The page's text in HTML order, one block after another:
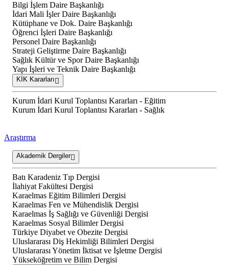
Bilgi İşlem Daire Başkanlığı
İdari Mali İşler Daire Başkanlığı
Kütüphane ve Dok. Daire Başkanlığı
Öğrenci İşleri Daire Başkanlığı
Personel Daire Başkanlığı
Strateji Geliştirme Daire Başkanlığı
Sağlık Kültür ve Spor Daire Başkanlığı
Yapı İşleri ve Teknik Daire Başkanlığı
KİK Kararları
Kurum İdari Kurul Toplantısı Kararları - Eğitim
Kurum İdari Kurul Toplantısı Kararları - Sağlık
Araştırma
Akademik Dergiler
Batı Karadeniz Tıp Dergisi
İlahiyat Fakültesi Dergisi
Karaelmas Eğitim Bilimleri Dergisi
Karaelmas Fen ve Mühendislik Dergisi
Karaelmas İş Sağlığı ve Güvenliği Dergisi
Karaelmas Sosyal Bilimler Dergisi
Türkiye Diyabet ve Obezite Dergisi
Uluslararası Diş Hekimliği Bilimleri Dergisi
Uluslararası Yönetim İktisat ve İşletme Dergisi
Yükseköğretim ve Bilim Dergisi